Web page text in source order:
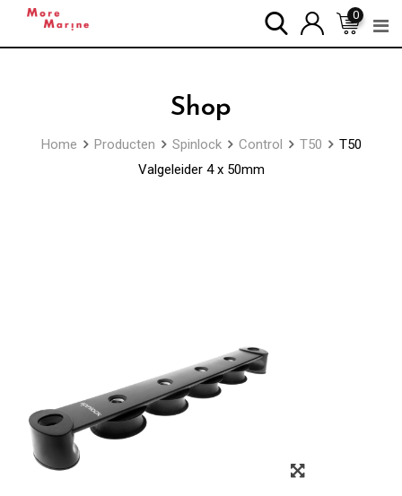
0
Shop
Home Producten Spinlock Control T50
T50
Valgeleider 4 x 50mm